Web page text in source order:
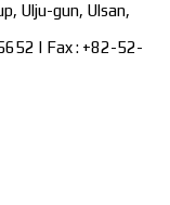
Ulju-gun, Ulsan,
| Fax : +82-52-